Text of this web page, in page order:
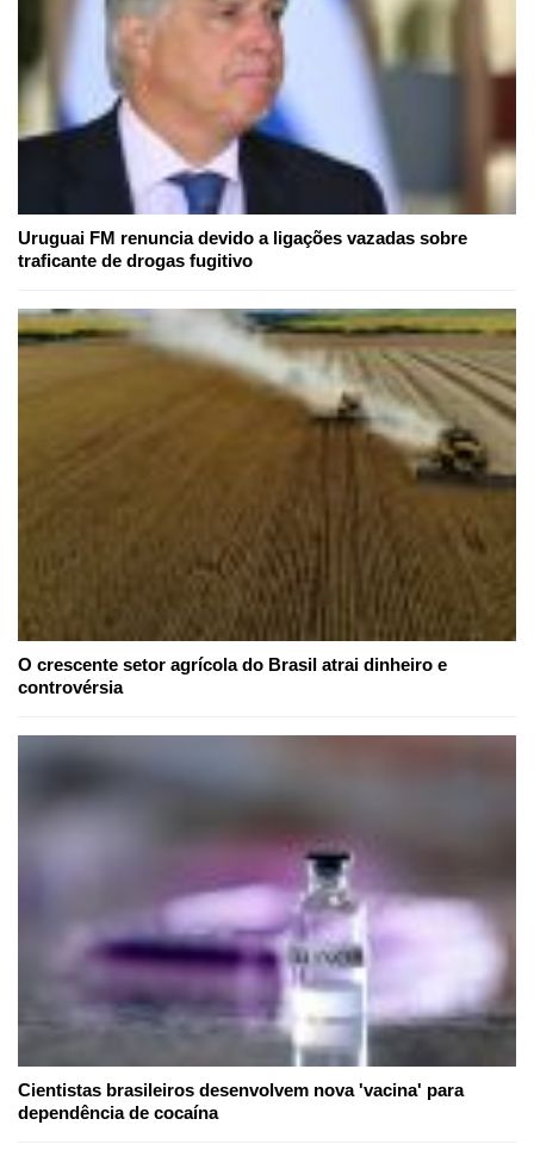
Uruguai FM renuncia devido a ligações vazadas sobre
traficante de drogas fugitivo
O crescente setor agrícola do Brasil atrai dinheiro e
controvérsia
Cientistas brasileiros desenvolvem nova 'vacina' para
dependência de cocaína